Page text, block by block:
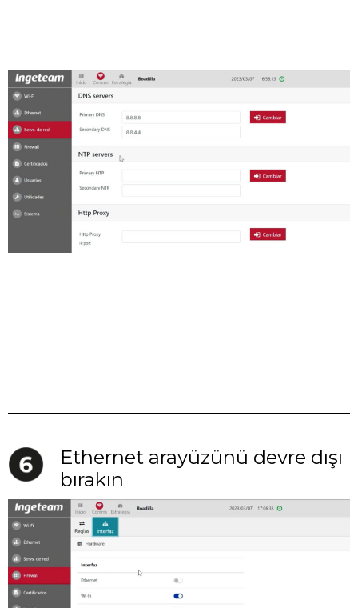
Ethernet arayüzünü devre dışı
bırakın